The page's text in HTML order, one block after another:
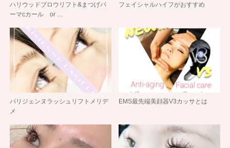
ハリウッドブロウリフト&まつげパ
ーマcカール or …
フェイシャルハイフがおすすめ
パリジェンヌラッシュリフトメリデ
メ
EMS最先端美顔器V3カッサとは